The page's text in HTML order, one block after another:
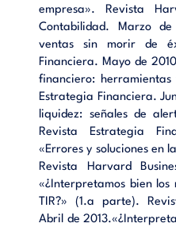
empresa». Revista
Contabilidad. Marzo
ventas sin morir de
Financiera. Mayo de
financiero: herramientas
Estrategia Financiera.
liquidez: señales de
Revista Estrategia
«Errores y soluciones en
Revista Harvard
«¿Interpretamos bien los
TIR?» (1.a parte).
Abril de